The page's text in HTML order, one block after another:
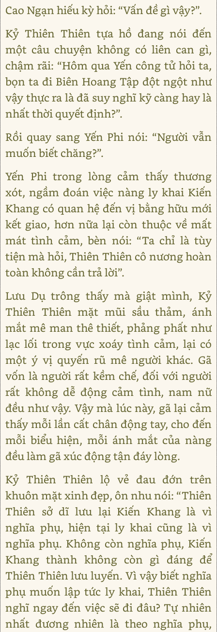
Cao Ngạn hiếu kỳ hỏi: “Vấn đề gì vậy?”.
Kỷ Thiên Thiên tựa hồ đang nói đến
một câu chuyện không có liên can gì,
chậm rãi: “Hôm qua Yến công tử hỏi ta,
bọn ta đi Biên Hoang Tập đột ngột như
vậy thực ra là đã suy nghĩ kỹ càng hay là
nhất thời quyết định?”.
Rồi quay sang Yến Phi nói: “Người vẫn
muốn biết chăng?”.
Yến Phi trong lòng cảm thấy thương
xót, ngầm đoán việc nàng ly khai Kiến
Khang có quan hệ đến vị bằng hữu mới
kết giao, hơn nữa lại còn thuộc về mất
mát tình cảm, bèn nói: “Ta chỉ là tùy
tiện mà hỏi, Thiên Thiên cô nương hoàn
toàn không cần trả lời”.
Lưu Dụ trông thấy mà giật mình, Kỷ
Thiên Thiên mặt mũi sầu thảm, ánh
mắt mê man thê thiết, phảng phất như
lạc lối trong vực xoáy tình cảm, lại có
một ý vị quyến rũ mê người khác. Gã
vốn là người rất kềm chế, đối với người
rất không dễ động cảm tình, nam nữ
đều như vậy. Vậy mà lúc này, gã lại cảm
thấy mỗi lần cất chân động tay, cho đến
mỗi biểu hiện, mỗi ánh mắt của nàng
đều làm gã xúc động tận đáy lòng.
Kỷ Thiên Thiên lộ vẻ đau đớn trên
khuôn mặt xinh đẹp, ôn nhu nói: “Thiên
Thiên sở dĩ lưu lại Kiến Khang là vì
nghĩa phụ, hiện tại ly khai cũng là vì
nghĩa phụ. Không còn nghĩa phụ, Kiến
Khang thành không còn gì đáng để
Thiên Thiên lưu luyến. Vì vậy biết nghĩa
phụ muốn lập tức ly khai, Thiên Thiên
nghĩ ngay đến việc sẽ đi đâu? Tự nhiên
nhất đương nhiên là theo nghĩa phụ,